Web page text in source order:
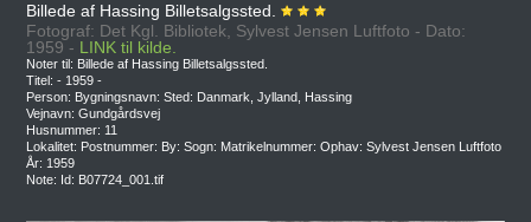
Billede af Hassing Billetsalgssted.
Fotograf: Det Kgl. Bibliotek, Sylvest Jensen Luftfoto - Dato:
1959 - LINK til kilde.
Noter til: Billede af Hassing Billetsalgssted.
Titel: - 1959 -
Person: Bygningsnavn: Sted: Danmark, Jylland, Hassing
Vejnavn: Gundgårdsvej
Husnummer: 11
Lokalitet: Postnummer: By: Sogn: Matrikelnummer: Ophav: Sylvest Jensen Luftfoto
År: 1959
Note: Id: B07724_001.tif